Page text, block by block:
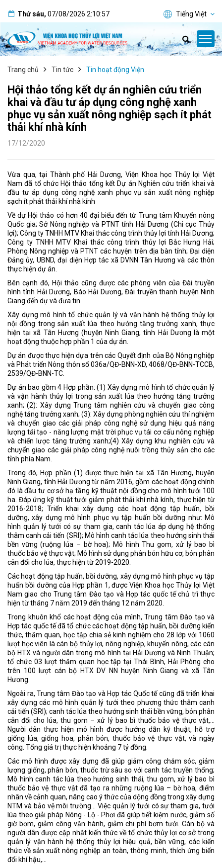
Thứ sáu, 07/08/2026 2:10:58 Tiếng Việt
Trang chủ Tin tức Tin hoạt động Viện
Hội thảo tổng kết dự án nghiên cứu triển
khai và đầu tư áp dụng công nghệ xanh
phục vụ sản xuất nông nghiệp sạch ít phát
thải khí nhà kính
17/12/2020
Vừa qua, tại Thành phố Hải Dương, Viện Khoa học Thủy lợi Việt
Nam đã tổ chức Hội thảo tổng kết Dự án Nghiên cứu triển khai và
đầu tư áp dụng công nghệ xanh phục vụ sản xuất nông nghiệp
sạch ít phát thải khí nhà kính
Về dự Hội thảo có hơn 40 đại biểu đến từ Trung tâm Khuyến nông
Quốc gia; Sở Nông nghiệp và PTNT tỉnh Hải Dương (Chi cục Thủy
lợi); Công ty TNHH MTV Khai thác công trình thủy lợi tỉnh Hải Dương;
Công ty TNHH MTV Khai thác công trình thủy lợi Bắc Hưng Hải;
Phòng Nông nghiệp và PTNT các huyện trên địa bàn tỉnh; Đại diện
Đảng ủy, UBND, đại diện Hợp tác xã DVNN Tân Hương và các thôn
thực hiện dự án.
Bên cạnh đó, Hội thảo cũng được các phóng viên của Đài truyền
hình tỉnh Hải Dương, Báo Hải Dương, Đài truyền thanh huyện Ninh
Giang đến dự và đưa tin.
Xây dựng mô hình tổ chức quản lý và vận hành hệ thống thủy lợi
nội đồng trong sản xuất lúa theo hướng tăng trưởng xanh, thực
hiện tại xã Tân Hương (huyện Ninh Giang, tỉnh Hải Dương là một
hoạt động thuộc hợp phần 1 của dự án.
Dự án được thực hiện dựa trên các Quyết định của Bộ Nông nghiệp
và Phát triển Nông thôn số 036a/QĐ-BNN-XD, 4068/QĐ-BNN-TCCB,
2539/QĐ-BNN-TC.
Dự án bao gồm 4 Hợp phần: (1) Xây dựng mô hình tổ chức quản lý
và vận hành thủy lợi trong sản xuất lúa theo hướng tăng trưởng
xanh; (2): Xây dựng Trung tâm nghiên cứu và chuyển giao công
nghệ tăng trưởng xanh; (3): Xây dựng phòng nghiên cứu thí nghiệm
và chuyển giao các giải pháp công nghệ sử dụng hiệu quả năng
lượng tái tạo - năng lượng mặt trời phục vụ tái cơ cấu nông nghiệp
và chiến lược tăng trưởng xanh;(4) Xây dựng khu nghiên cứu và
chuyển giao các giải pháp công nghệ nuôi trồng thủy sản cho các
tỉnh phía Nam.
Trong đó, Hợp phần (1) được thực hiện tại xã Tân Hương, huyện
Ninh Giang, tỉnh Hải Dương từ năm 2016, gồm các hoạt động chính
đó là đầu tư cơ sở hạ tầng kỹ thuật nội đồng cho mô hình tưới 100
ha. Đáp ứng kỹ thuật tưới giảm phát thải khí nhà kính, thực hiện từ
2016-2018; Triển khai xây dựng các hoạt động tập huấn, bồi
dưỡng, xây dựng mô hình phục vụ tập huấn bồi dưỡng như: Mô
hình quản lý tưới có sự tham gia, canh tác lúa áp dụng hệ thống
thâm canh cải tiến (SRI); Mô hình canh tác lúa theo hướng sinh thái
bền vững (ruộng lúa – bờ hoa); Mô hình Thu gom, xử lý bao bì
thuốc bảo vệ thực vật; Mô hình sử dụng phân bón hữu cơ, bón phân
cân đối cho lúa, thực hiện từ 2019-2020.
Các hoạt động tập huấn, bồi dưỡng, xây dựng mô hình phục vụ tập
huấn bồi dưỡng của Hợp phần 1, được Viện Khoa học Thủy lợi Việt
Nam giao cho Trung tâm Đào tạo và Hợp tác quốc tế chủ trì thực
hiện từ tháng 7 năm 2019 đến tháng 12 năm 2020.
Trong khuôn khổ các hoạt động của mình, Trung tâm Đào tạo và
Hợp tác quốc tế đã tổ chức các hoạt động tập huấn, bồi dưỡng kiến
thức, thăm quan, học tập chia sẻ kinh nghiệm cho 28 lớp với 1060
lượt học viên là cán bộ thủy lợi, nông nghiệp, khuyến nông, các cán
bộ HTX và người dân trong mô hình tại Hải Dương và Ninh Thuận;
tổ chức 03 lượt thăm quan học tập tại Thái Bình, Hải Phòng cho
trên 100 lượt cán bộ HTX DV NN huyện Ninh Giang và xã Tân
Hương.
Ngoài ra, Trung tâm Đào tạo và Hợp tác Quốc tế cũng đã triển khai
xây dựng các mô hình quản lý tưới theo phương thức thâm canh
cải tiến (SRI); canh tác lúa theo hướng sinh thái bền vững, bón phân
cân đối cho lúa, thu gom – xử lý bao bì thuốc bảo vệ thực vật,…
Người dân thực hiện mô hình được hướng dẫn kỹ thuật, hỗ trợ
giống lúa, giống hoa, phân bón, thuốc bảo vệ thực vật, và ngày
công. Tổng giá trị thực hiện khoảng 7 tỷ đồng.
Các mô hình được xây dựng đã giúp giảm công chăm sóc, giảm
lượng giống, phân bón, thuốc trừ sâu so với canh tác truyền thống;
Mô hình canh tác lúa theo hướng sinh thái, thu gom, xử lý bao bì
thuốc bảo vệ thực vật đã tạo ra những ruộng lúa – bờ hoa, điểm
nhân về cảnh quan, nâng cao ý thức của dộng đồng trong xây dựng
NTM và bảo vệ môi trường… Việc quản lý tưới có sự tham gia, tưới
lúa theo giải pháp Nông - Lộ - Phơi đã giúp tiết kiệm nước, giảm số
giờ bơm, giảm công vận hành, giảm chi phí bơm tưới. Cán bộ và
người dân được cập nhật kiến thức về tổ chức thủy lợi cơ sở trong
quản lý vận hành hệ thống thủy lợi hiệu quả, bền vững, các kiến
thức về sản xuất nông nghiệp an toàn, thông minh, thích ứng biến
đổi khí hậu,...